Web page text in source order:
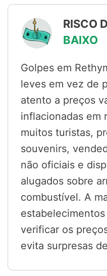
RISCO
BAIXO
Golpes em
leves em vez de
atento a preços
inflacionadas em
muitos turistas,
souvenirs,
não oficiais e
alugados sobre
combustível. A
verificar os
evita surpresas